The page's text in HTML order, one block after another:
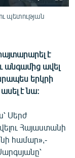
պետության
է
անգամից ավել
երկրի
է նա:
Սերժ
Հայաստանի
համար»,-